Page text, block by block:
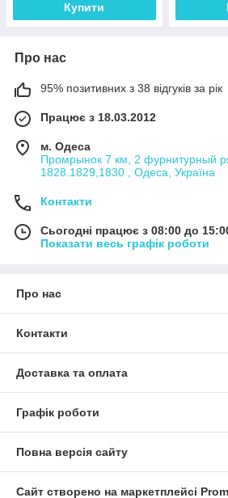
Купити
Про нас
95% позитивних з 38 відгуків за рік
Працює з 18.03.2012
м. Одеса
Промрынок 7 км, 2 фурнитурный
1828.1829,1830 , Одеса, Україна
Контакти
Сьогодні працює з 08:00 до
Показати весь графік роботи
Про нас
Контакти
Доставка та оплата
Графік роботи
Повна версія сайту
Сайт створено на маркетплейсі